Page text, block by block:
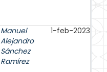
Manuel
Alejandro
Sánchez
Ramírez
1-feb-2023